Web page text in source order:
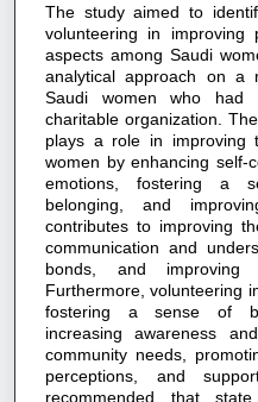
The study aimed to
volunteering in improving
aspects among Saudi
analytical approach on a
Saudi women who had
charitable organization.
plays a role in improving
women by enhancing self-
emotions, fostering a
belonging, and
contributes to improving
communication and
bonds, and improving
Furthermore, volunteering
fostering a sense of
increasing awareness
community needs,
perceptions, and
recommended that